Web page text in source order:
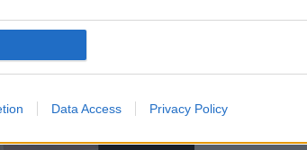
Data Access Privacy Policy